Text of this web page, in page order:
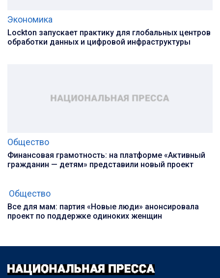
Экономика
Lockton запускает практику для глобальных центров
обработки данных и цифровой инфраструктуры
Общество
Финансовая грамотность: на платформе «Активный
гражданин — детям» представили новый проект
Общество
Все для мам: партия «Новые люди» анонсировала
проект по поддержке одиноких женщин